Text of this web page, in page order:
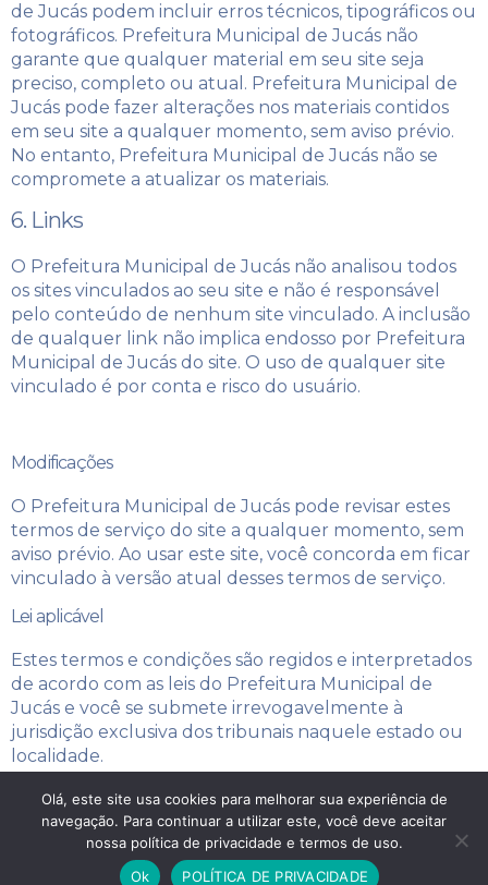
de Jucás podem incluir erros técnicos, tipográficos ou
fotográficos. Prefeitura Municipal de Jucás não
garante que qualquer material em seu site seja
preciso, completo ou atual. Prefeitura Municipal de
Jucás pode fazer alterações nos materiais contidos
em seu site a qualquer momento, sem aviso prévio.
No entanto, Prefeitura Municipal de Jucás não se
compromete a atualizar os materiais.
6. Links
O Prefeitura Municipal de Jucás não analisou todos
os sites vinculados ao seu site e não é responsável
pelo conteúdo de nenhum site vinculado. A inclusão
de qualquer link não implica endosso por Prefeitura
Municipal de Jucás do site. O uso de qualquer site
vinculado é por conta e risco do usuário.
Modificações
O Prefeitura Municipal de Jucás pode revisar estes
termos de serviço do site a qualquer momento, sem
aviso prévio. Ao usar este site, você concorda em ficar
vinculado à versão atual desses termos de serviço.
Lei aplicável
Estes termos e condições são regidos e interpretados
de acordo com as leis do Prefeitura Municipal de
Jucás e você se submete irrevogavelmente à
jurisdição exclusiva dos tribunais naquele estado ou
localidade.
Copyright © 2026Prefeitura Municipal de Jucás | Criado por
Interativa Dez
Olá, este site usa cookies para melhorar sua experiência de
navegação. Para continuar a utilizar este, você deve aceitar
nossa política de privacidade e termos de uso.
Ok
POLÍTICA DE PRIVACIDADE